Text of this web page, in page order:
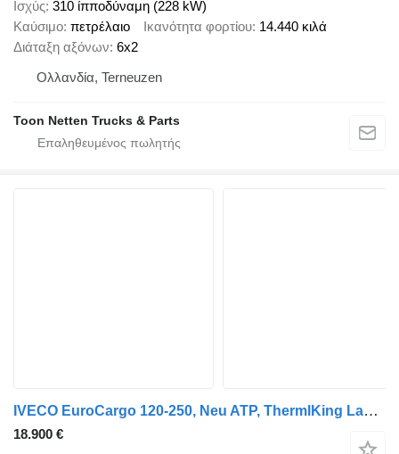
Ισχύς 310 ίπποδύναμη (228 kW)
Καύσιμο πετρέλαιο Ικανότητα φορτίου 14.440 κιλά
Διάταξη αξόνων 6x2
Ολλανδία, Terneuzen
Toon Netten Trucks & Parts
IVECO EuroCargo 120-250, Neu ATP, ThermlKing Lamberet, LBW, DE auto
18.900 €